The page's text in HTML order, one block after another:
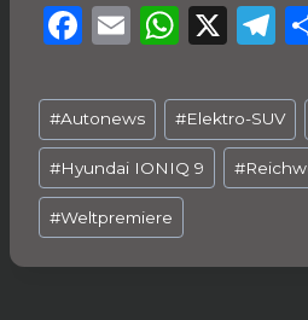
F
c
e
b
o
o
E
ai
l
W
a
ts
A
p
X
T
e
g
Schlagworte:
#Autonews #Elektro-SUV
#Hyundai IONIQ 9 #
#Weltpremiere